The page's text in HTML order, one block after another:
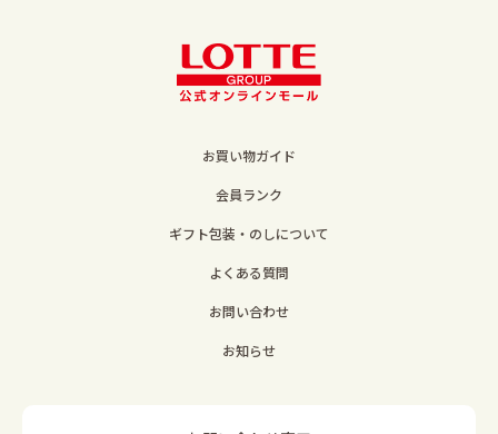
お買い物ガイド
会員ランク
ギフト包装・のしについて
よくある質問
お問い合わせ
お知らせ